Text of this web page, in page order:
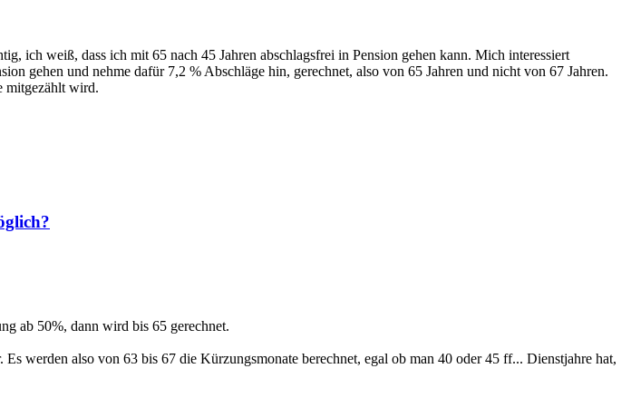
ich weiß, dass ich mit 65 nach 45 Jahren abschlagsfrei in Pension gehen kann. Mich interessiert
gehen und nehme dafür 7,2 % Abschläge hin, gerechnet, also von 65 Jahren und nicht von 67 Jahren.
mitgezählt wird.
ab 50%, dann wird bis 65 gerechnet.
werden also von 63 bis 67 die Kürzungsmonate berechnet, egal ob man 40 oder 45 ff... Dienstjahre hat,